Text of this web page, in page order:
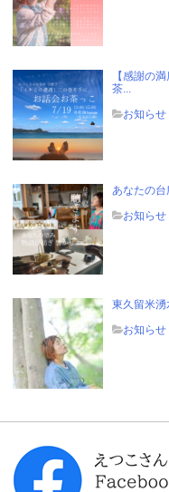
【感謝の
茶...
お知らせ
あなたの台
お知らせ
東久留米湧
お知らせ